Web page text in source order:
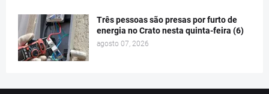
Três pessoas são presas por furto de
energia no Crato nesta quinta-feira (6)
agosto 07, 2026